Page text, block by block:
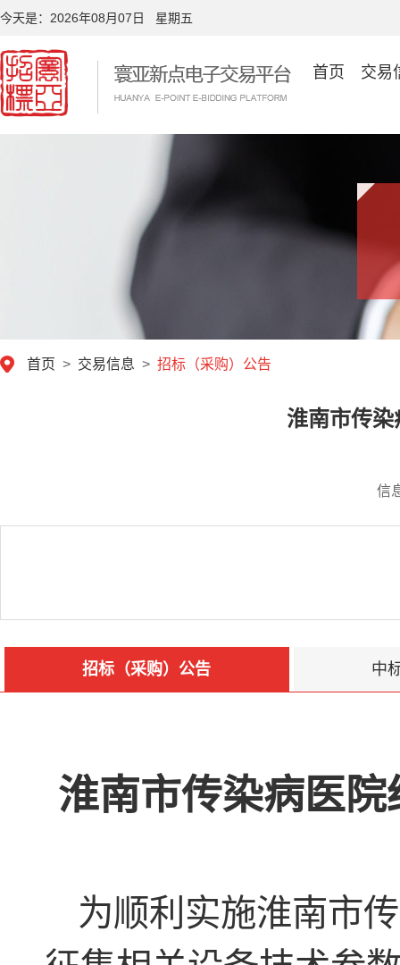
今天是： 2026年08月07日 星期五
首页 交易
首页 > 交易信息 > 招标（采购）公告
淮南市传
信
招标（采购）公告 中